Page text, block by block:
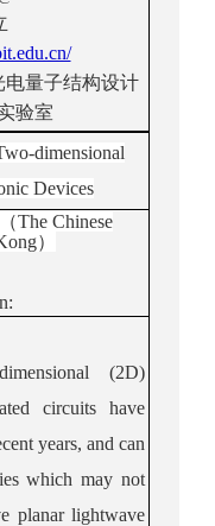
电量子结构设计
验室
dimensional
Devices
（The Chinese
）
(2D)
circuits have
nt years, and can
which may not
planar lightwave